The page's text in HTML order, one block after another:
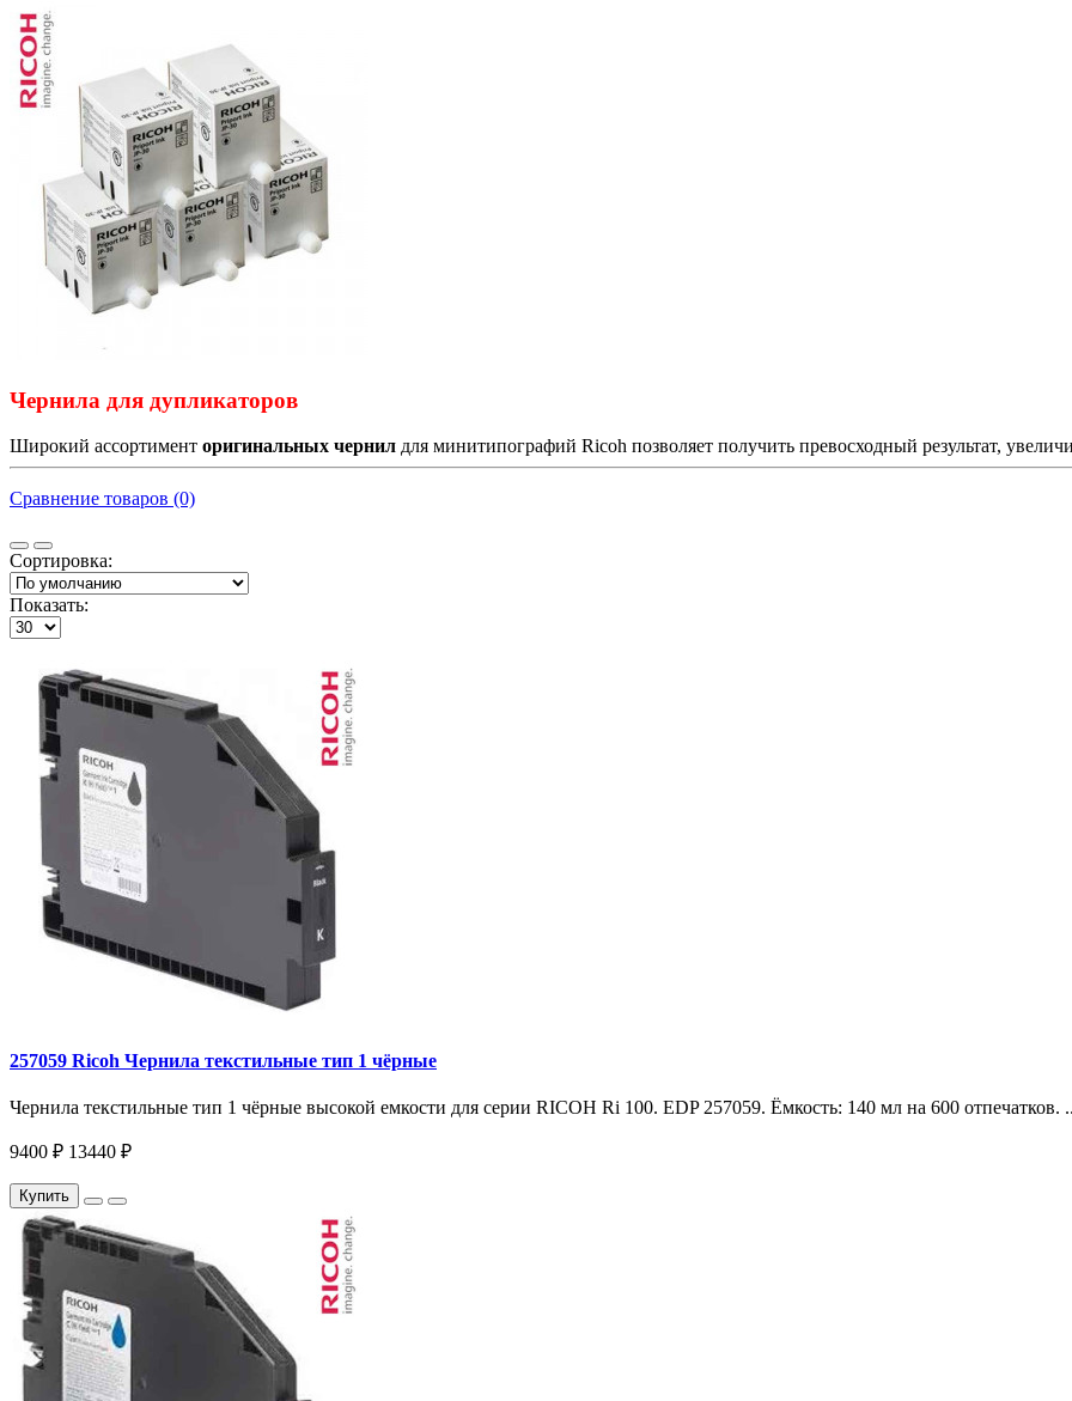
Чернила для дупликаторов
Широкий ассортимент оригинальных чернил для минитипографий Ricoh позволяет получить превосходный результат,
Сравнение товаров (0)
Сортировка:
Показать:
257059 Ricoh Чернила текстильные тип 1 чёрные
Чернила текстильные тип 1 чёрные высокой емкости для серии RICOH Ri 100. EDP 257059. Ёмкость: 140 мл на 600 отпечатков. ..
9400 ₽ 13440 ₽
Купить